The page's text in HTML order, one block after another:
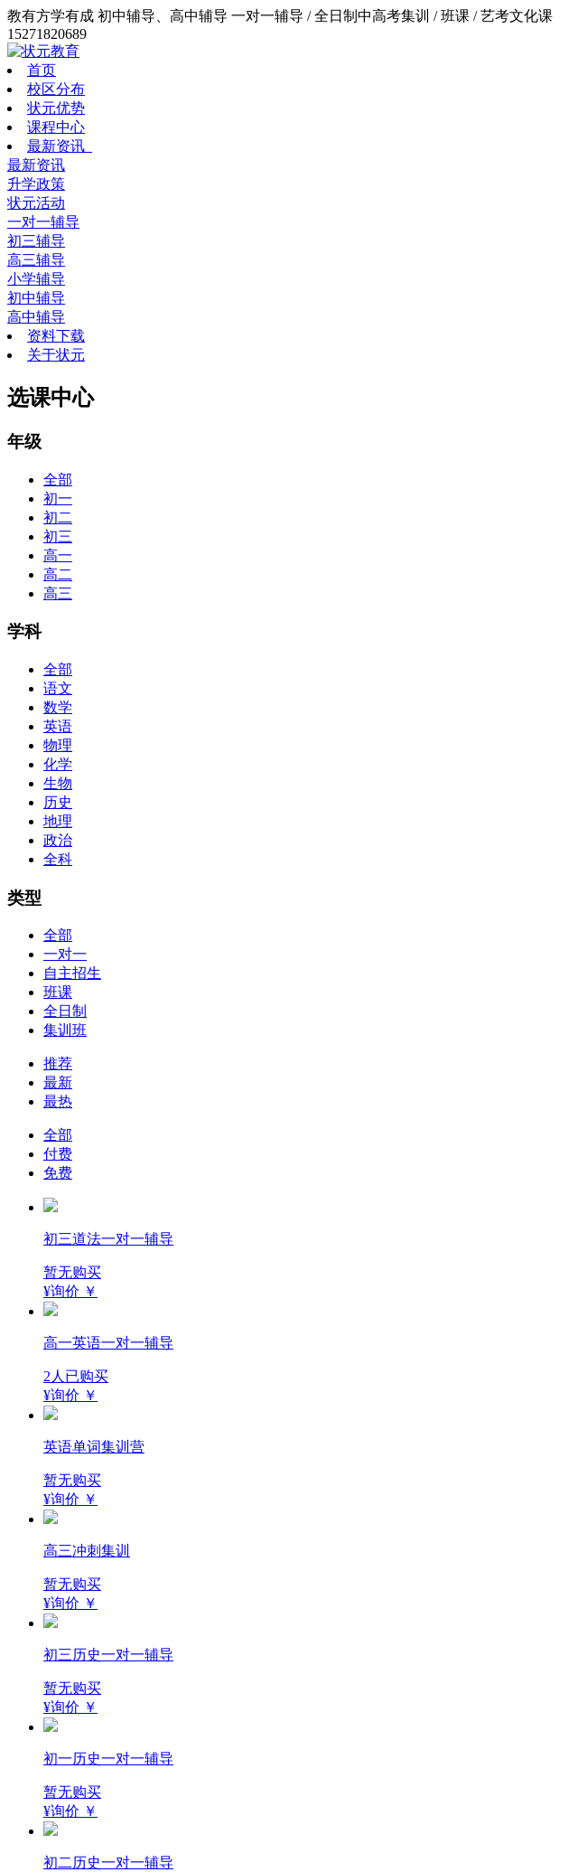
教有方学有成 初中辅导、高中辅导 一对一辅导 / 全日制中高考集训 / 班课 / 艺考文化课
15271820689
首页
校区分布
状元优势
课程中心
最新资讯
最新资讯
升学政策
状元活动
一对一辅导
初三辅导
高三辅导
小学辅导
初中辅导
高中辅导
资料下载
关于状元
选课中心
年级
全部
初一
初二
初三
高一
高二
高三
学科
全部
语文
数学
英语
物理
化学
生物
历史
地理
政治
全科
类型
全部
一对一
自主招生
班课
全日制
集训班
推荐
最新
最热
全部
付费
免费
初三道法一对一辅导
暂无购买
¥询价 ￥
高一英语一对一辅导
2人已购买
¥询价 ￥
英语单词集训营
暂无购买
¥询价 ￥
高三冲刺集训
暂无购买
¥询价 ￥
初三历史一对一辅导
暂无购买
¥询价 ￥
初一历史一对一辅导
暂无购买
¥询价 ￥
初二历史一对一辅导